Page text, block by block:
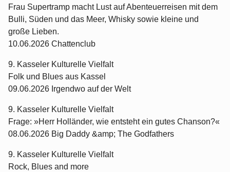
Frau Supertramp macht Lust auf Abenteuerreisen mit dem
Bulli, Süden und das Meer, Whisky sowie kleine und
große Lieben.
10.06.2026 Chattenclub
9. Kasseler Kulturelle Vielfalt
Folk und Blues aus Kassel
09.06.2026 Irgendwo auf der Welt
9. Kasseler Kulturelle Vielfalt
Frage: »Herr Holländer, wie entsteht ein gutes Chanson?«
08.06.2026 Big Daddy &amp; The Godfathers
9. Kasseler Kulturelle Vielfalt
Rock, Blues and more